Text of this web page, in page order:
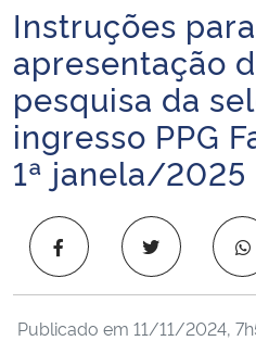
Ministério da Agricultura, Pecuária e
Ministério da Educação
Ministério da Cidadania
Ministério da Saúde
Ministério de Minas e Energia
Ministério da Ciência, Tecnologia,
Início do conteúdo
Instruções
apresentação
pesquisa da
ingresso PPG
1ª janela/2025
Publicado em 11/11/2024,